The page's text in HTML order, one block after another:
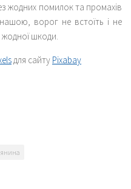
жодних помилок та промахів
ворог не встоїть і не
жодної шкоди.
для сайту Pixabay